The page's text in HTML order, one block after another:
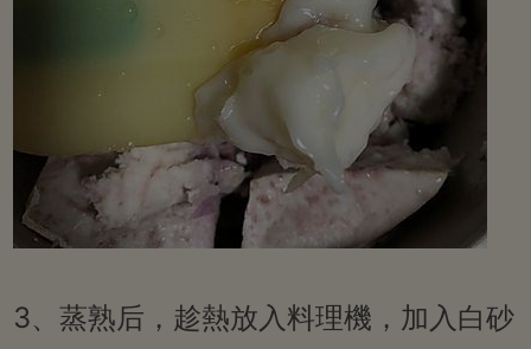
3、蒸熟后，趁熱放入料理機，加入白砂